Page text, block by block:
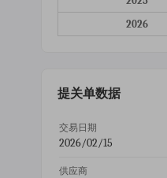
2026
提关单数据
交易日期
2026/02/15
供应商